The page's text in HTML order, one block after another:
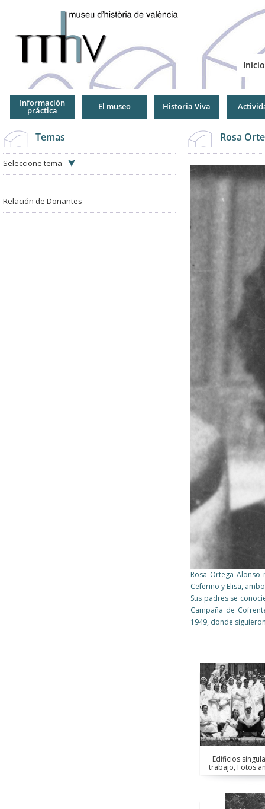
Inicio
Información
práctica El museo Historia Viva
Temas
Seleccione tema
Relación de Donantes
Rosa
Rosa Ortega
Ceferino y Elisa,
Sus padres se
Campaña de
1949, donde
Edificios
trabajo, Fotos
Páginas